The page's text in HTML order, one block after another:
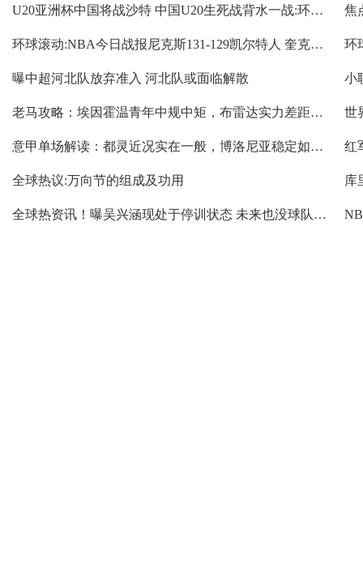
U20亚洲杯中国将战沙特 中国U20生死战背水一战:环球观天下 焦
环球滚动:NBA今日战报尼克斯131-129凯尔特人 奎克利38分8篮板7助攻 塔图姆空砍40分 环
曝中超河北队放弃准入 河北队或面临解散
老马攻略：埃因霍温青年中规中矩，布雷达实力差距领先？
意甲单场解读：都灵近况实在一般，博洛尼亚稳定如前？ 红
全球热议:万向节的组成及功用 库
全球热资讯！曝吴兴涵现处于停训状态 未来也没球队敢要他了